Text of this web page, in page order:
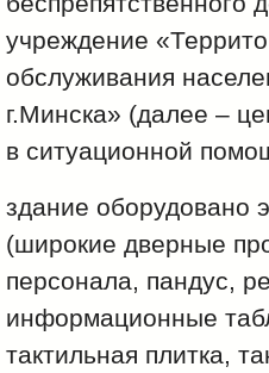
учреждение
обслуживания
г.Минска» (далее –
в ситуационной
здание оборудовано
(широкие дверные
персонала, пандус,
информационные
тактильная плитка,